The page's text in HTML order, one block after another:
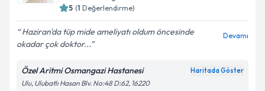
5 (1 Değerlendirme)
Haziran'da tüp mide ameliyatı oldum öncesinde
okadar çok doktor...
Devamı
Özel Aritmi Osmangazi Hastanesi Haritada Göster
Ulu, Ulubatlı Hasan Blv. No:48 D:62, 16220